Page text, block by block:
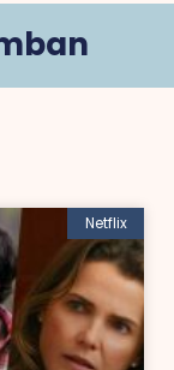
Netflix